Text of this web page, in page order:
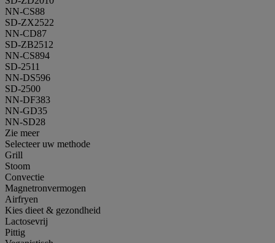
NN-CS88
SD-ZX2522
NN-CD87
SD-ZB2512
NN-CS894
SD-2511
NN-DS596
SD-2500
NN-DF383
NN-GD35
NN-SD28
Zie meer
Selecteer uw methode
Grill
Stoom
Convectie
Magnetronvermogen
Airfryen
Kies dieet & gezondheid
Lactosevrij
Pittig